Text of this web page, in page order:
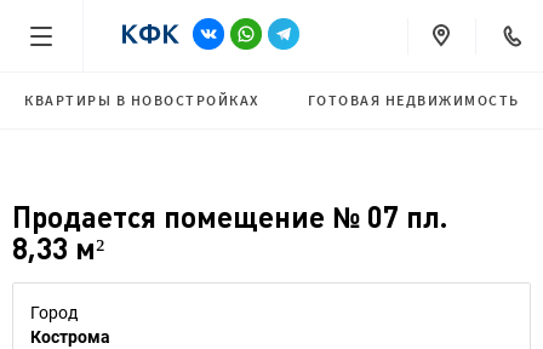
КВАРТИРЫ В НОВОСТРОЙКАХ ГОТОВАЯ НЕДВИЖИМОСТЬ
Продается помещение № 07 пл.
8,33 м²
Город
Кострома